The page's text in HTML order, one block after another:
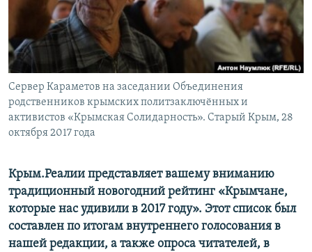
ПОБЕДИТЕЛЕЙ НЕ СУДЯТ?
КРЫМ.НЕПОКОРЕННЫЙ
ELIFBE
УКРАИНСКАЯ ПРОБЛЕМА КРЫМА
ПРИСОЕДИНЯЙТЕСЬ!
Все сайты RFE/RL
Сервер Караметов на заседании Объединения
родственников крымских политзаключённых и
активистов «Крымская Солидарность». Старый Крым, 28
октября 2017 года
Крым.Реалии представляет вашему вниманию
традиционный новогодний рейтинг «Крымчане,
которые нас удивили в 2017 году». Этот список был
составлен по итогам внутреннего голосования в
нашей редакции, а также опроса читателей, в